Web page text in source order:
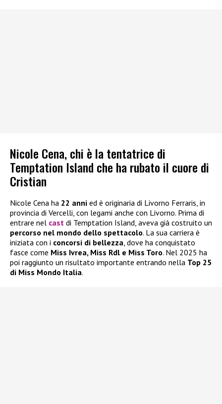
Nicole Cena, chi è la tentatrice di
Temptation Island che ha rubato il cuore di
Cristian
Nicole Cena ha 22 anni ed è originaria di Livorno Ferraris, in
provincia di Vercelli, con legami anche con Livorno. Prima di
entrare nel cast di Temptation Island, aveva già costruito un
percorso nel mondo dello spettacolo. La sua carriera è
iniziata con i concorsi di bellezza , dove ha conquistato
fasce come Miss Ivrea, Miss Rdl e Miss Toro. Nel 2025 ha
poi raggiunto un risultato importante entrando nella Top 25
di Miss Mondo Italia.